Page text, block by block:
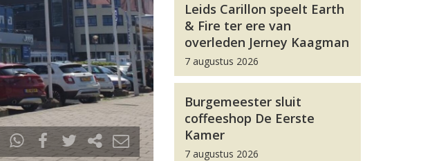
Leids Carillon speelt Earth
& Fire ter ere van
overleden Jerney Kaagman
7 augustus 2026
Burgemeester sluit
coffeeshop De Eerste
Kamer
7 augustus 2026